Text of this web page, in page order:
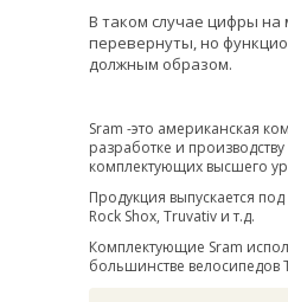
В таком случае цифры на
перевернуты, но
должным образом.
Sram -это американская
разработке и
комплектующих высшего
Продукция выпускается
Rock Shox, Truvativ и т.д.
Комплектующие Sram
большинстве велосипедов